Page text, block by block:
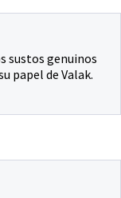
sustos genuinos
papel de Valak.